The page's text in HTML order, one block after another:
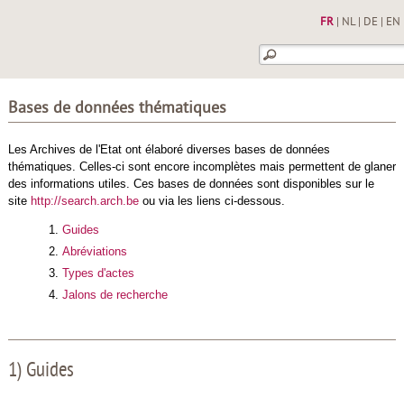
FR| NL| DE EN
Bases de données thématiques
Les Archives de l'Etat ont élaboré diverses bases de données
thématiques. Celles-ci sont encore incomplètes mais permettent de glaner
des informations utiles. Ces bases de données sont disponibles sur le
site http://search.arch.beou via les liens ci-dessous.
Guides
Abréviations
Types d'actes
Jalons de recherche
1) Guides